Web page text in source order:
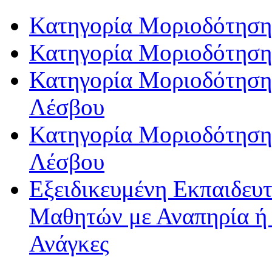
Κατηγορία
Κατηγορία
Κατηγορία
Λέσβου
Κατηγορία
Λέσβου
Εξειδικευμένη
Μαθητών με Αναπηρία ή /
Ανάγκες